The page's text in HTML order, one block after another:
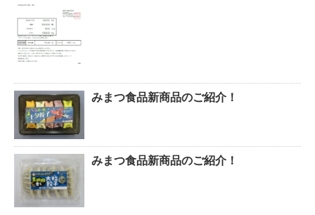
みまつ食品新商品のご紹介！
みまつ食品新商品のご紹介！